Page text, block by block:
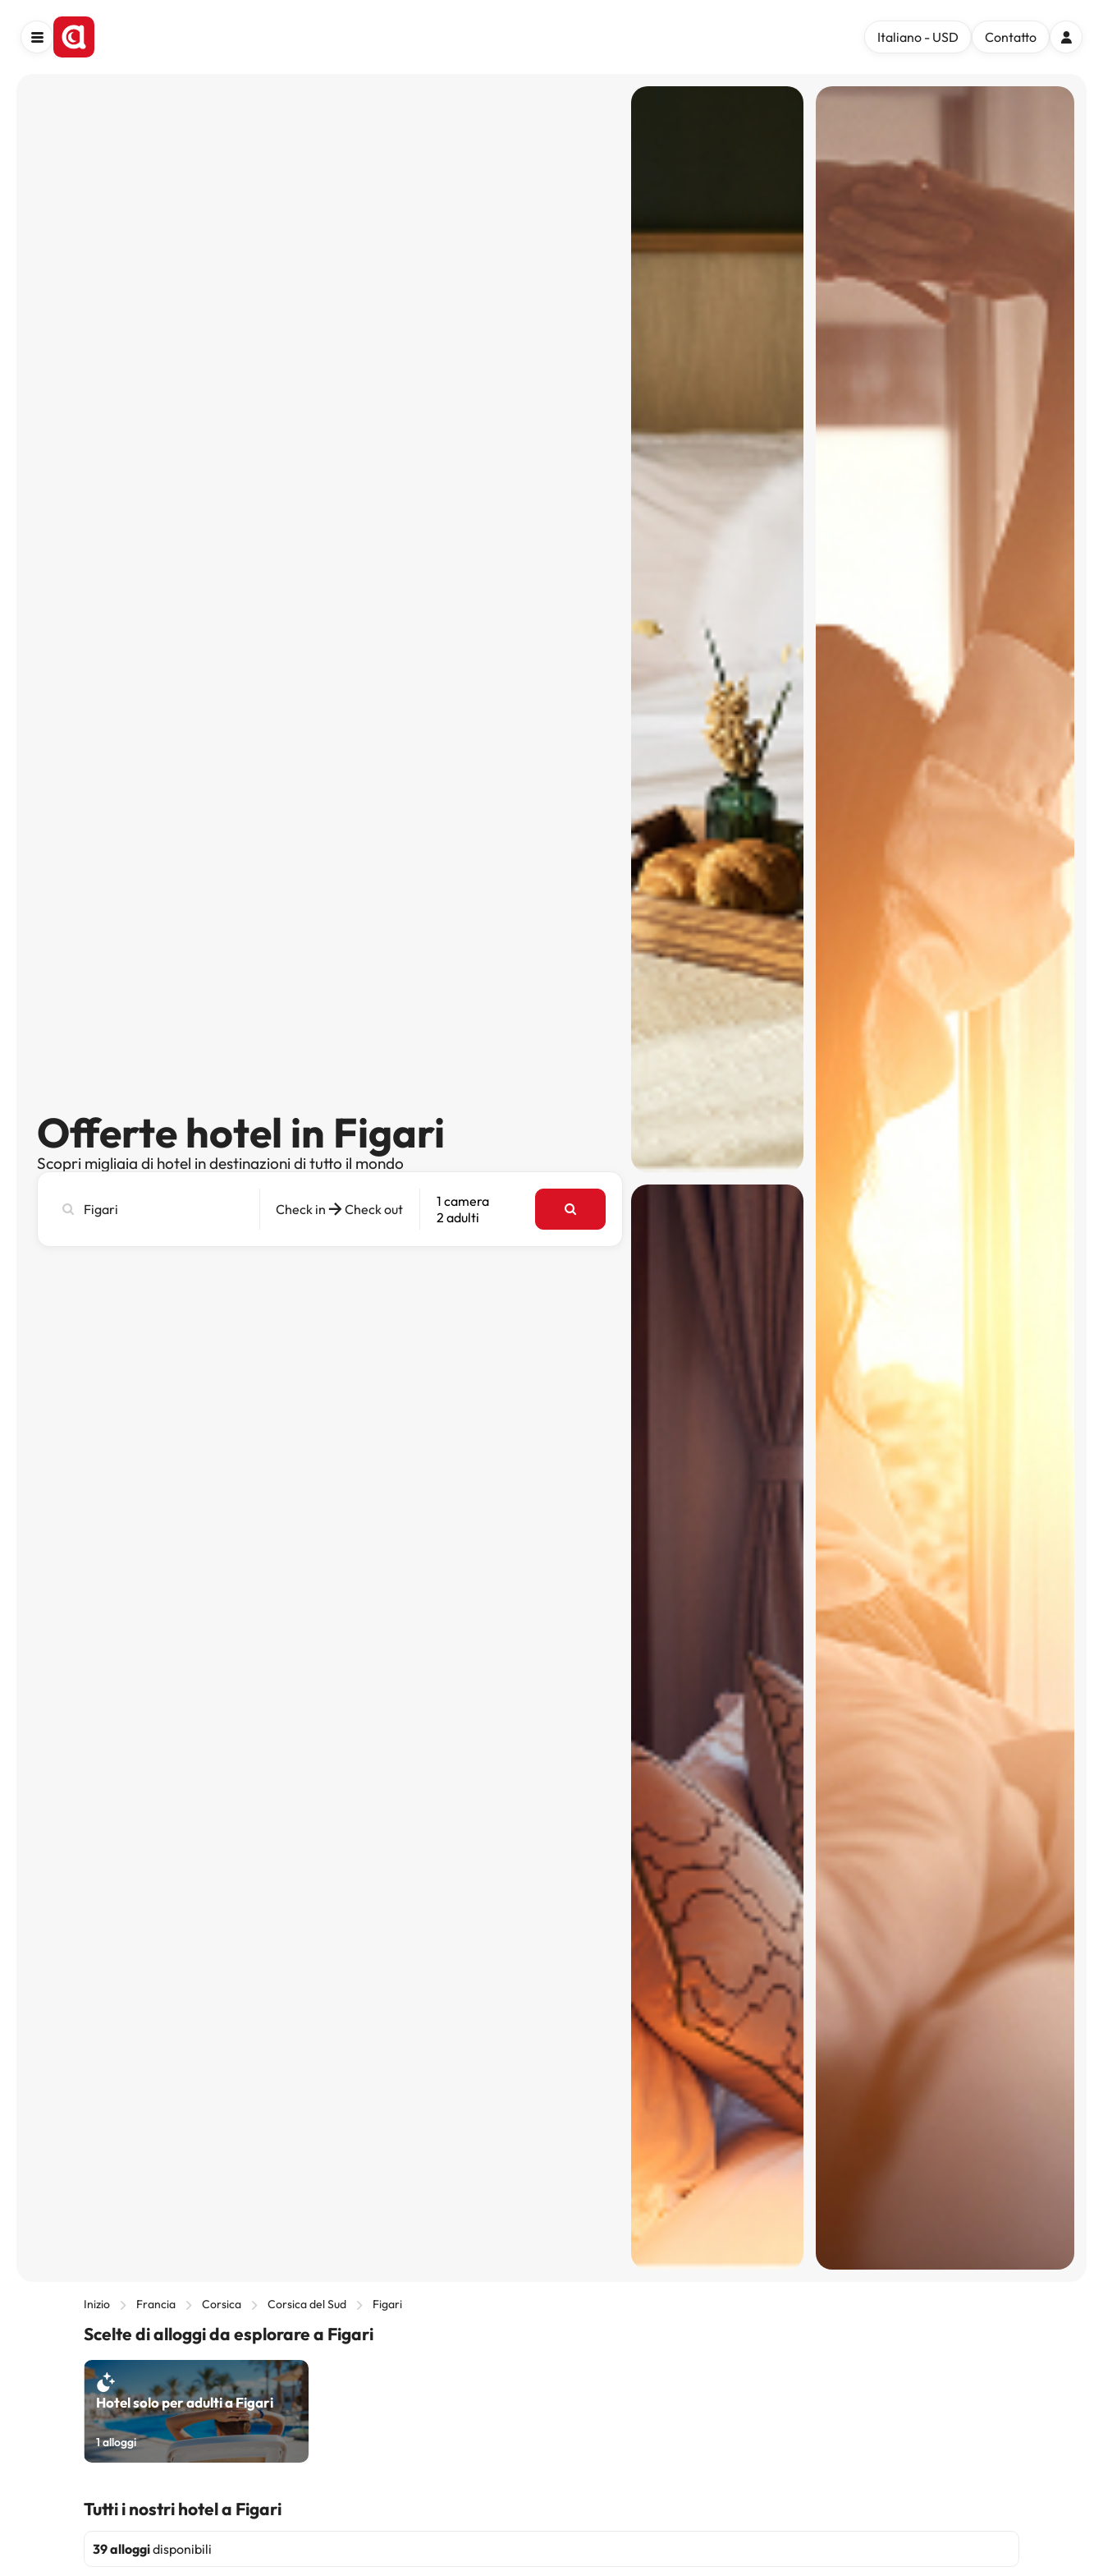
Italiano - USD Contatto
Offerte hotel in Figari
Scopri migliaia di hotel in destinazioni di tutto il mondo
città,
Check in Check out
1 camera
2 adulti
Inizio Francia Corsica Corsica del Sud Figari
Scelte di alloggi da esplorare a Figari
Hotel solo per adulti a Figari
1alloggi
Tutti i nostri hotel a Figari
39 alloggidisponibili